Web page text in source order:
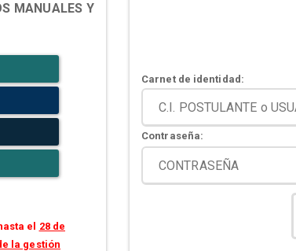
MANUALES Y
el 28 de
la gestión
Carnet de identidad:
Contraseña: